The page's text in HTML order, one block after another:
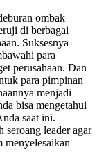
ombak
di berbagai
Suksesnya
para
perusahaan. Dan
para pimpinan
menjadi
bisa mengetahui
saat ini.
leader agar
menyelesaikan